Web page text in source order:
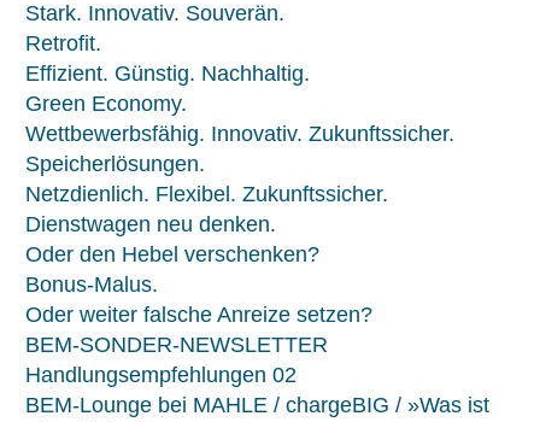
Stark. Innovativ. Souverän.
Retrofit.
Effizient. Günstig. Nachhaltig.
Green Economy.
Wettbewerbsfähig. Innovativ. Zukunftssicher.
Speicherlösungen.
Netzdienlich. Flexibel. Zukunftssicher.
Dienstwagen neu denken.
Oder den Hebel verschenken?
Bonus-Malus.
Oder weiter falsche Anreize setzen?
BEM-SONDER-NEWSLETTER
Handlungsempfehlungen 02
BEM-Lounge bei MAHLE / chargeBIG / »Was ist